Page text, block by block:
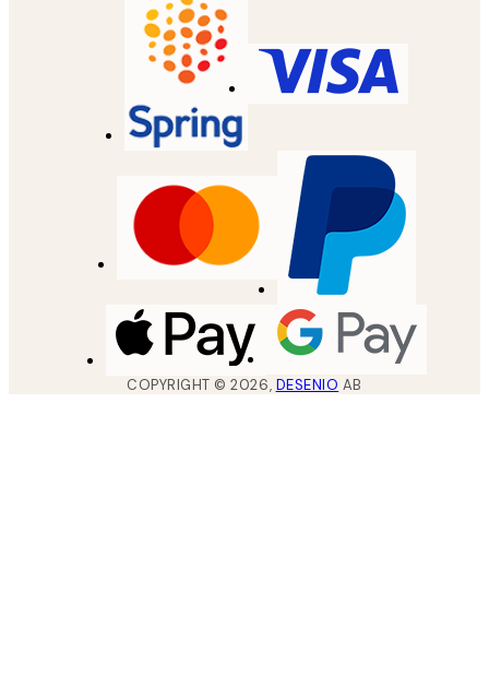
COPYRIGHT ©2026, DESENIO AB